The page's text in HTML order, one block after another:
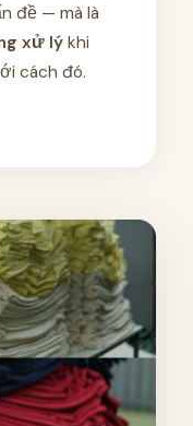
đề — mà là
xử lý khi
cách đó.